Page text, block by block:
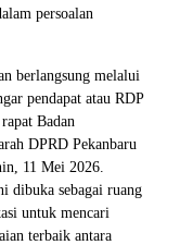
persoalan
berlangsung melalui
pendapat atau RDP
Badan
DPRD Pekanbaru
11 Mei 2026.
dibuka sebagai ruang
untuk mencari
terbaik antara